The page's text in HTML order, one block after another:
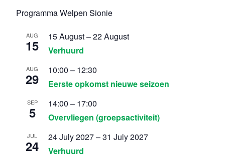
Programma Welpen Sionie
AUG
15
15 August–22 August
Verhuurd
AUG
29
10:00 – 12:30
Eerste opkomst nieuwe seizoen
SEP
5
14:00 – 17:00
Overvliegen (groepsactiviteit)
JUL
24
24 July 2027–31 July 2027
Verhuurd